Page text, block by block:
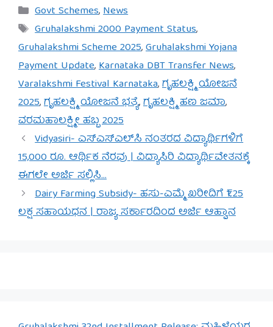
Categories
Govt Schemes,News
Tags
Gruhalakshmi 2000 Payment Status,
Gruhalakshmi Scheme 2025,Gruhalakshmi Yojana
Payment Update,Karnataka DBT Transfer News,
Varalakshmi Festival Karnataka,ಗೃಹಲಕ್ಷ್ಮಿ ಯೋಜನೆ
2025,ಗೃಹಲಕ್ಷ್ಮಿ ಯೋಜನೆ ಭತ್ಯೆ,ಗೃಹಲಕ್ಷ್ಮಿ ಹಣ ಜಮಾ,
ವರಮಹಾಲಕ್ಷ್ಮೀ ಹಬ್ಬ 2025
Vidyasiri- ಎಸ್‌ಎಸ್‌ಎಲ್‌ಸಿ ನಂತರದ ವಿದ್ಯಾರ್ಥಿಗಳಿಗೆ
15,000 ರೂ. ಆರ್ಥಿಕ ನೆರವು | ವಿದ್ಯಾಸಿರಿ ವಿದ್ಯಾರ್ಥಿವೇತನಕ್ಕೆ
ಈಗಲೇ ಅರ್ಜಿ ಸಲ್ಲಿಸಿ…
Dairy Farming Subsidy- ಹಸು-ಎಮ್ಮೆ ಖರೀದಿಗೆ ₹1.25
ಲಕ್ಷ ಸಹಾಯಧನ | ರಾಜ್ಯ ಸರ್ಕಾರದಿಂದ ಅರ್ಜಿ ಆಹ್ವಾನ